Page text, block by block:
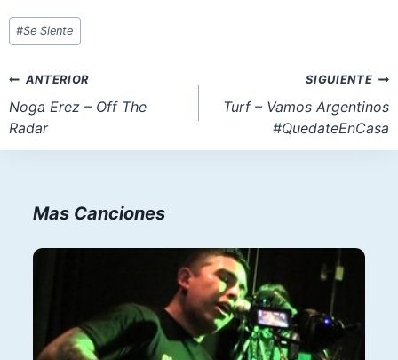
Etiquetas
de
entrada:
#Se Siente
Navegación
de
entradas
ANTERIOR
Noga Erez – Off The
Radar
SIGUIENTE
Turf – Vamos Argentinos
#QuedateEnCasa
Mas Canciones